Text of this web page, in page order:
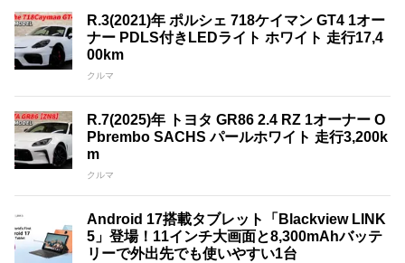
R.3(2021)年 ポルシェ 718ケイマン GT4 1オー
ナー PDLS付きLEDライト ホワイト 走行17,4
00km
クルマ
R.7(2025)年 トヨタ GR86 2.4 RZ 1オーナー O
Pbrembo SACHS パールホワイト 走行3,200k
m
クルマ
Android 17搭載タブレット「Blackview LINK
5」登場！11インチ大画面と8,300mAhバッテ
リーで外出先でも使いやすい1台